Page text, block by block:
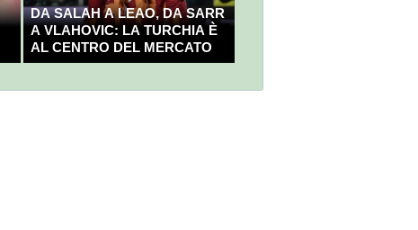
DA SALAH A LEAO, DA SARR
A VLAHOVIC: LA TURCHIA È
AL CENTRO DEL MERCATO